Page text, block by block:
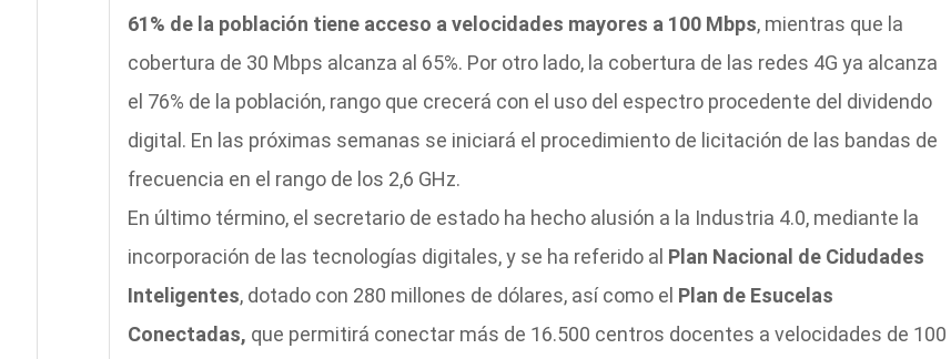
61% de la población tiene acceso a velocidades mayores a 100 Mbps, mientras que la
cobertura de 30 Mbps alcanza al 65%. Por otro lado, la cobertura de las redes 4G ya alcanza
el 76% de la población, rango que crecerá con el uso del espectro procedente del dividendo
digital. En las próximas semanas se iniciará el procedimiento de licitación de las bandas de
frecuencia en el rango de los 2,6 GHz.
En último término, el secretario de estado ha hecho alusión a la Industria 4.0, mediante la
incorporación de las tecnologías digitales, y se ha referido al Plan Nacional de Cidudades
Inteligentes, dotado con 280 millones de dólares, así como el Plan de Esucelas
Conectadas, que permitirá conectar más de 16.500 centros docentes a velocidades de 100